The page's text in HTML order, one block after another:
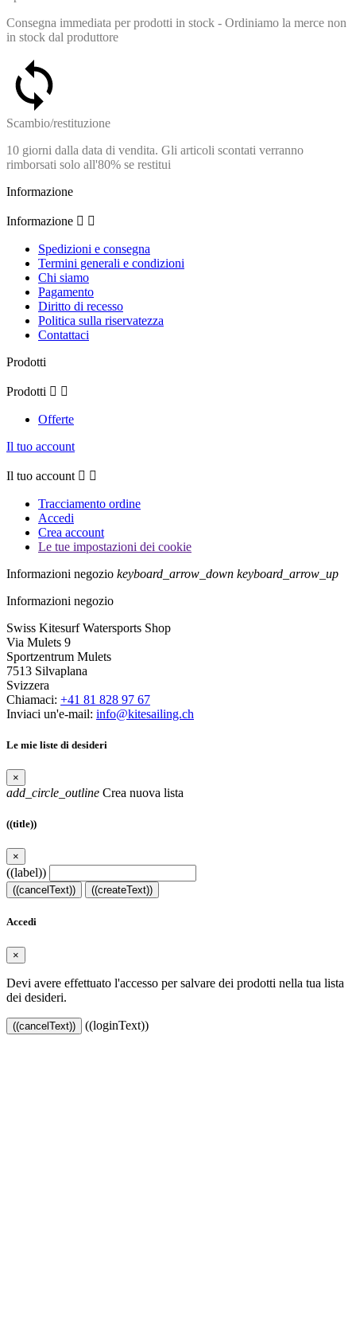
Consegna immediata per prodotti in stock - Ordiniamo la merce non
in stock dal produttore
Scambio/restituzione
10 giorni dalla data di vendita. Gli articoli scontati verranno
rimborsati solo all'80% se restitui
Informazione
Informazione  
Spedizioni e consegna
Termini generali e condizioni
Chi siamo
Pagamento
Diritto di recesso
Politica sulla riservatezza
Contattaci
Prodotti
Prodotti  
Offerte
Il tuo account
Il tuo account  
Tracciamento ordine
Accedi
Crea account
Le tue impostazioni dei cookie
Informazioni negozio keyboard_arrow_down keyboard_arrow_up
Informazioni negozio
Swiss Kitesurf Watersports Shop
Via Mulets 9
Sportzentrum Mulets
7513 Silvaplana
Svizzera
Chiamaci: +41 81 828 97 67
Inviaci un'e-mail: info@kitesailing.ch
Le mie liste di desideri
×
add_circle_outline Crea nuova lista
((title))
×
((label))
((cancelText)) ((createText))
Accedi
×
Devi avere effettuato l'accesso per salvare dei prodotti nella tua lista
dei desideri.
((cancelText)) ((loginText))